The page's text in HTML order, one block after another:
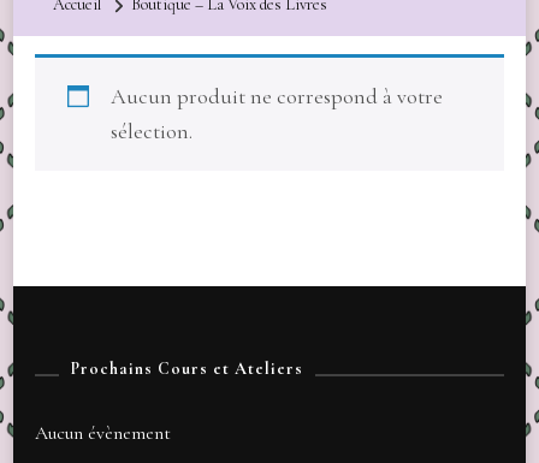
Accueil Boutique – La Voix des Livres
Aucun produit ne correspond à votre
sélection.
Prochains Cours et Ateliers
Aucun évènement